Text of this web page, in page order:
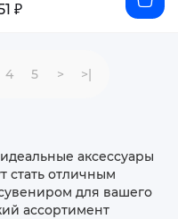
₽
4 5 > >|
аксессуары
стать отличным
для вашего
ассортимент